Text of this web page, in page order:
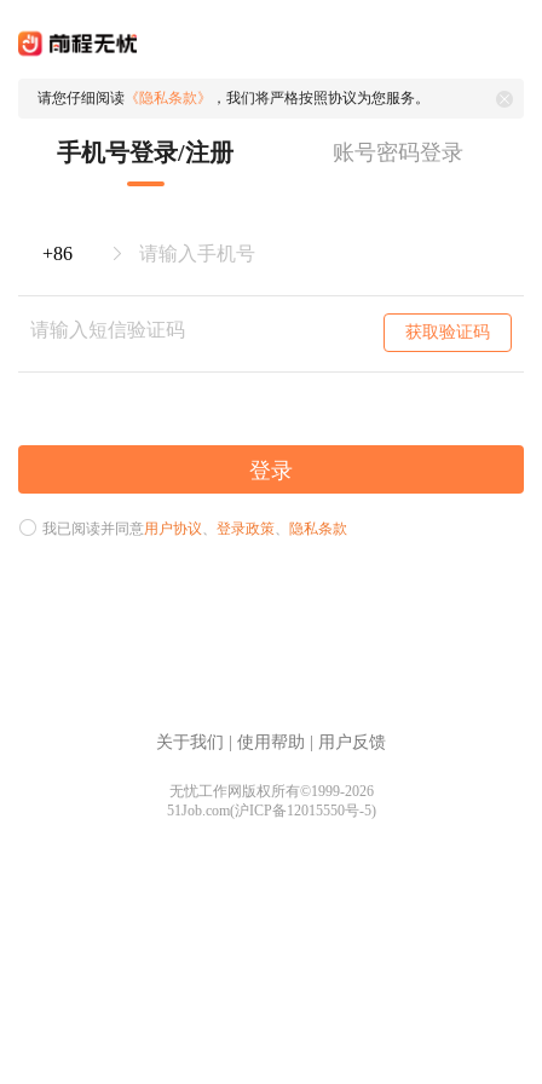
请您仔细阅读 《隐私条款》 ，我们将严格按照协议为您服务。
手机号登录/注册 账号密码登录
获取验证码
登录
我已阅读并同意用户协议、 登录政策、 隐私条款
关于我们 使用帮助 用户反馈
无忧工作网版权所有©1999-2026
51Job.com(沪ICP备12015550号-5)